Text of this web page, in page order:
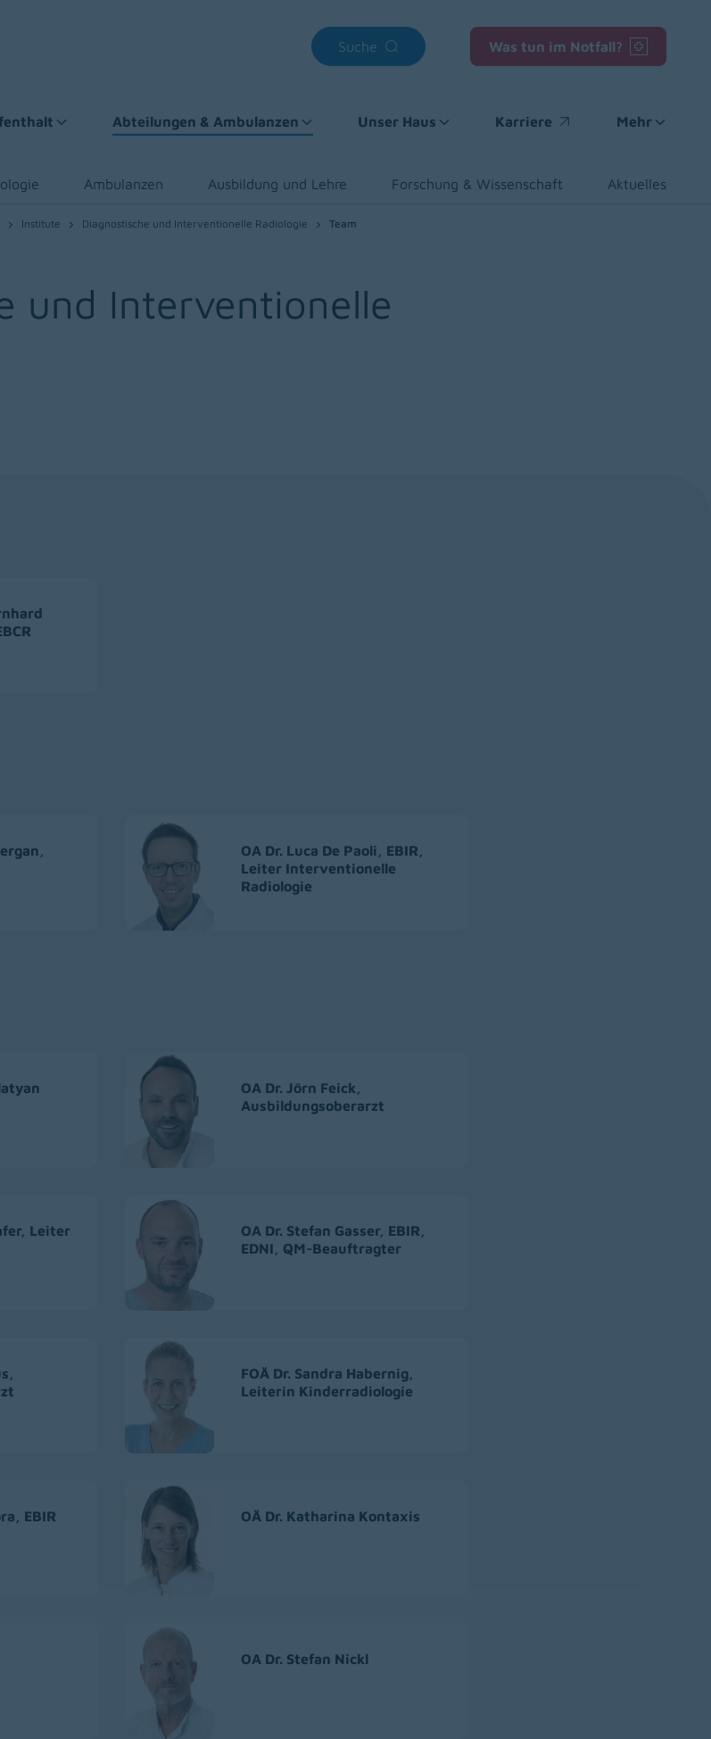
Suche Was tun im Notfall?
Abteilungen & Ambulanzen Unser Haus Karriere
(opens in a new window)
Mehr
Ambulanzen Ausbildung und Lehre Forschung & Wissenschaft Aktuelles
Institute Diagnostische und Interventionelle Radiologie Team
und Interventionelle
OA Dr. Luca De Paoli, EBIR,
Leiter Interventionelle
Radiologie
OA Dr. Jörn Feick,
Ausbildungsoberarzt
Leiter
OA Dr. Stefan Gasser, EBIR,
EDNI, QM-Beauftragter
FOÄ Dr. Sandra Habernig,
Leiterin Kinderradiologie
EBIR OÄ Dr. Katharina Kontaxis
OA Dr. Stefan Nickl